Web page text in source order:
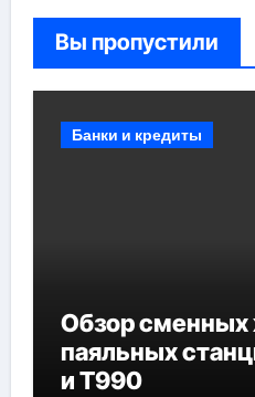
Вы пропустили
Банки и кредиты
Обзор сменных
паяльных
и T990